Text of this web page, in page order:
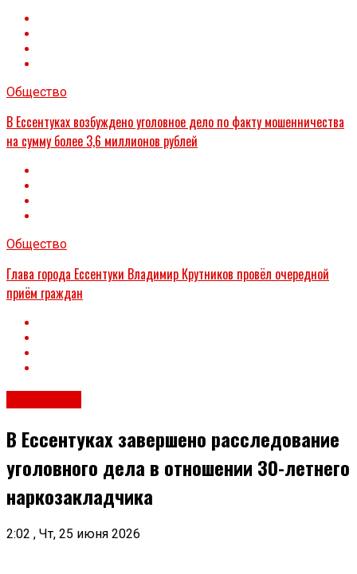
Общество
В Ессентуках возбуждено уголовное дело по факту мошенничества
на сумму более 3,6 миллионов рублей
Общество
Глава города Ессентуки Владимир Крутников провёл очередной
приём граждан
В Ессентуках завершено расследование
уголовного дела в отношении 30-летнего
наркозакладчика
2:02 , Чт, 25 июня 2026